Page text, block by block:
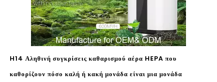
H14 Αληθινή συγκρίσεις καθαρισμού αέρα HEPA που
καθορίζουν πόσο καλή ή κακή μονάδα είναι μια μονάδα